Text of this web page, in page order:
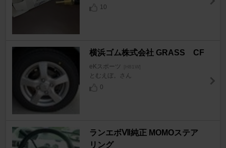
10
横浜ゴム株式会社 GRASS CF
eKスポーツ [H81W]
とむえぼ。さん
0
ランエボⅦ純正 MOMOステア
リング